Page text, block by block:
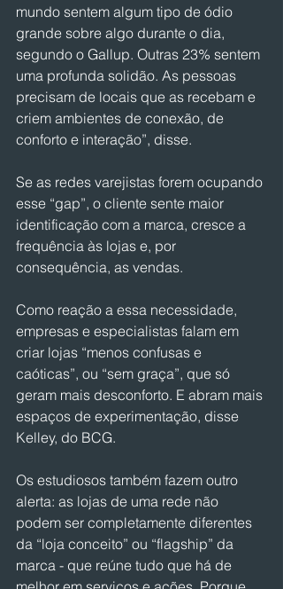
mundo sentem algum tipo de ódio
grande sobre algo durante o dia,
segundo o Gallup. Outras 23% sentem
uma profunda solidão. As pessoas
precisam de locais que as recebam e
criem ambientes de conexão, de
conforto e interação”, disse.
Se as redes varejistas forem ocupando
esse “gap”, o cliente sente maior
identificação com a marca, cresce a
frequência às lojas e, por
consequência, as vendas.
Como reação a essa necessidade,
empresas e especialistas falam em
criar lojas “menos confusas e
caóticas”, ou “sem graça”, que só
geram mais desconforto. E abram mais
espaços de experimentação, disse
Kelley, do BCG.
Os estudiosos também fazem outro
alerta: as lojas de uma rede não
podem ser completamente diferentes
da “loja conceito” ou “flagship” da
marca - que reúne tudo que há de